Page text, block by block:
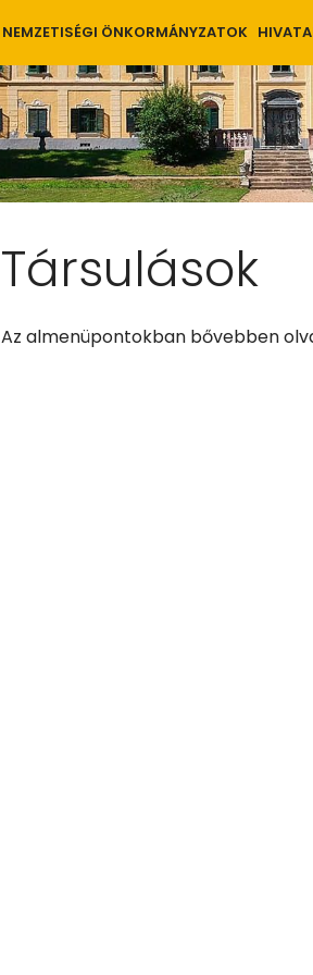
NEMZETISÉGI ÖNKORMÁNYZATOK
Társulások
Az almenüpontokban bővebben